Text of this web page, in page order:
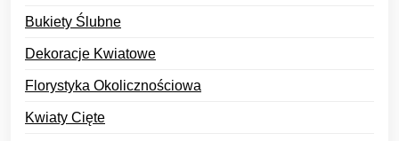
Bukiety Ślubne
Dekoracje Kwiatowe
Florystyka Okolicznościowa
Kwiaty Cięte